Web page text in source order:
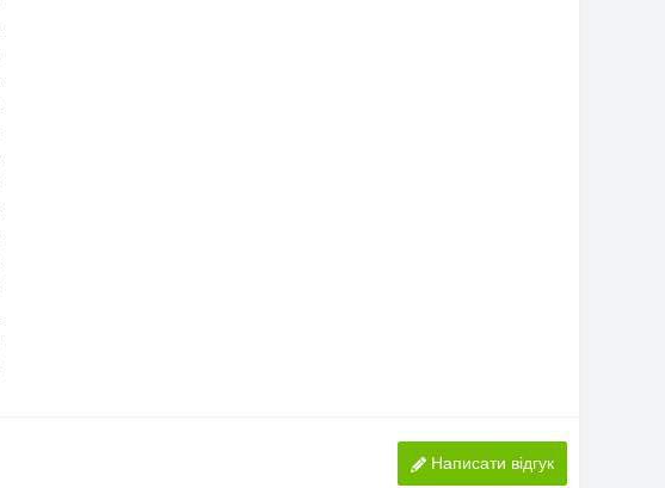
Написати відгук